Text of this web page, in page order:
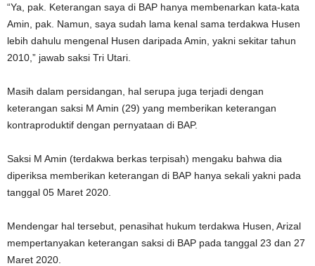
“Ya, pak. Keterangan saya di BAP hanya membenarkan kata-kata
Amin, pak. Namun, saya sudah lama kenal sama terdakwa Husen
lebih dahulu mengenal Husen daripada Amin, yakni sekitar tahun
2010,” jawab saksi Tri Utari.
Masih dalam persidangan, hal serupa juga terjadi dengan
keterangan saksi M Amin (29) yang memberikan keterangan
kontraproduktif dengan pernyataan di BAP.
Saksi M Amin (terdakwa berkas terpisah) mengaku bahwa dia
diperiksa memberikan keterangan di BAP hanya sekali yakni pada
tanggal 05 Maret 2020.
Mendengar hal tersebut, penasihat hukum terdakwa Husen, Arizal
mempertanyakan keterangan saksi di BAP pada tanggal 23 dan 27
Maret 2020.